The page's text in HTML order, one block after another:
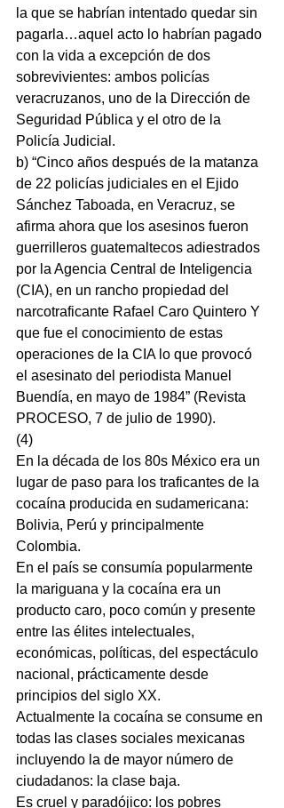
la que se habrían intentado quedar sin
pagarla…aquel acto lo habrían pagado
con la vida a excepción de dos
sobrevivientes: ambos policías
veracruzanos, uno de la Dirección de
Seguridad Pública y el otro de la
Policía Judicial.
b) “Cinco años después de la matanza
de 22 policías judiciales en el Ejido
Sánchez Taboada, en Veracruz, se
afirma ahora que los asesinos fueron
guerrilleros guatemaltecos adiestrados
por la Agencia Central de Inteligencia
(CIA), en un rancho propiedad del
narcotraficante Rafael Caro Quintero Y
que fue el conocimiento de estas
operaciones de la CIA lo que provocó
el asesinato del periodista Manuel
Buendía, en mayo de 1984” (Revista
PROCESO, 7 de julio de 1990).
(4)
En la década de los 80s México era un
lugar de paso para los traficantes de la
cocaína producida en sudamericana:
Bolivia, Perú y principalmente
Colombia.
En el país se consumía popularmente
la mariguana y la cocaína era un
producto caro, poco común y presente
entre las élites intelectuales,
económicas, políticas, del espectáculo
nacional, prácticamente desde
principios del siglo XX.
Actualmente la cocaína se consume en
todas las clases sociales mexicanas
incluyendo la de mayor número de
ciudadanos: la clase baja.
Es cruel y paradójico: los pobres